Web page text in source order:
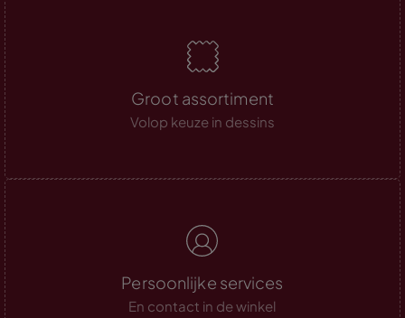
Groot assortiment
Volop keuze in dessins
Persoonlijke services
En contact in de winkel